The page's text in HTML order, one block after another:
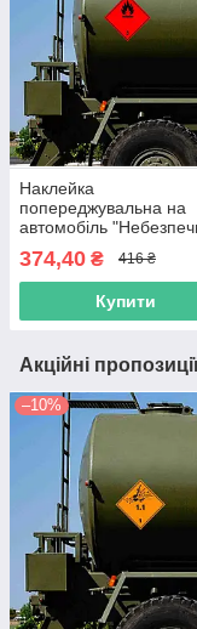
Наклейка
попереджувальна на
автомобіль
рідини. Нетоксичні
Клас 2" з оракалу
374,40 ₴ 416 ₴
Купити
Акційні
–10%